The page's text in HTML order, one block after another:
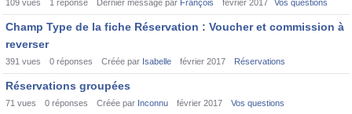
109 vues 1 réponse Dernier message par François février 2017 Vos questions
Champ Type de la fiche Réservation : Voucher et commission à
reverser
391 vues 0 réponses Créée par Isabelle février 2017 Réservations
Réservations groupées
71 vues 0 réponses Créée par Inconnu février 2017 Vos questions